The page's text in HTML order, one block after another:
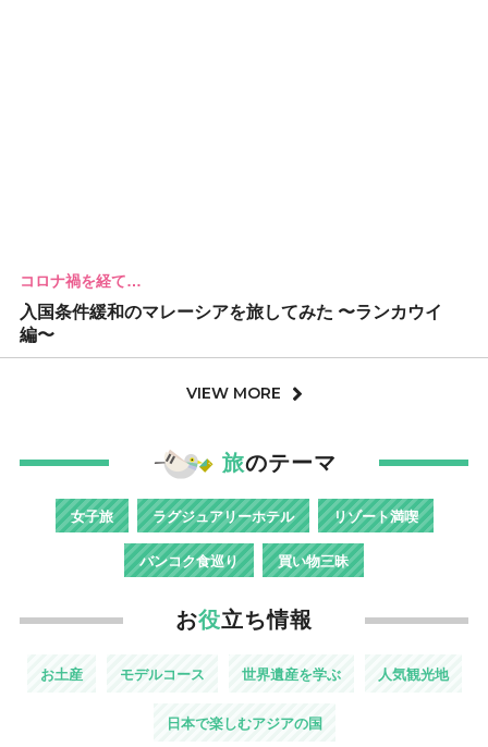
コロナ禍を経て…
入国条件緩和のマレーシアを旅してみた 〜ランカウイ
編〜
VIEW MORE
旅のテーマ
女子旅 ラグジュアリーホテル リゾート満喫
バンコク食巡り 買い物三昧
お役立ち情報
お土産 モデルコース 世界遺産を学ぶ 人気観光地
日本で楽しむアジアの国